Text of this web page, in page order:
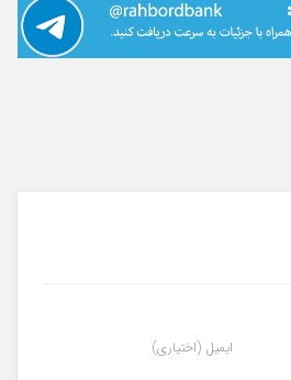
ایمیل (اختیاری)